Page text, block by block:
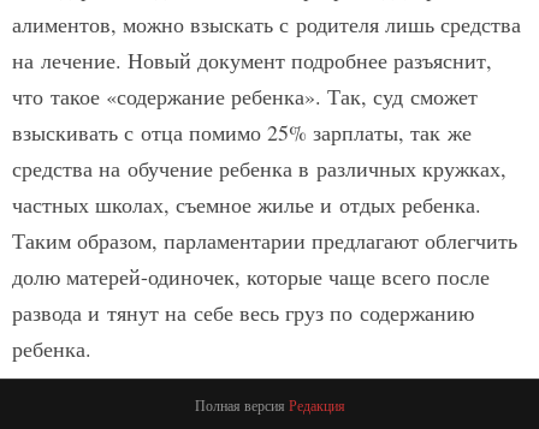
алиментов, можно взыскать с родителя лишь средства
на лечение. Новый документ подробнее разъяснит,
что такое «содержание ребенка». Так, суд сможет
взыскивать с отца помимо 25% зарплаты, так же
средства на обучение ребенка в различных кружках,
частных школах, съемное жилье и отдых ребенка.
Таким образом, парламентарии предлагают облегчить
долю матерей-одиночек, которые чаще всего после
развода и тянут на себе весь груз по содержанию
ребенка.
Полная версия Редакция